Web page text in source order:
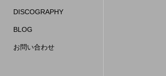
DISCOGRAPHY
BLOG
お問い合わせ